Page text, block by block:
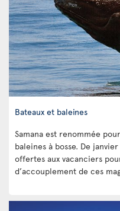
Bateaux et baleines
Samana est renommée
baleines à bosse. De
offertes aux vacanciers
d’accouplement de ces